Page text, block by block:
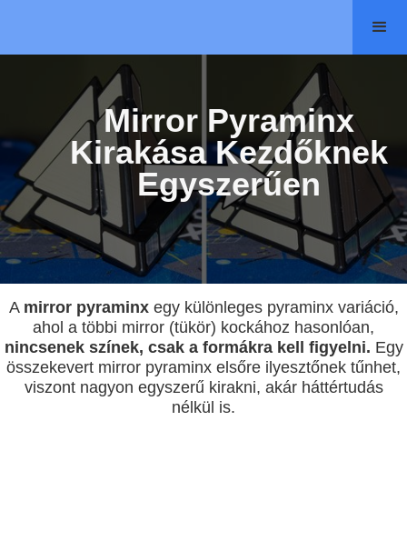
Mirror Pyraminx
Kirakása Kezdőknek
Egyszerűen
A mirror pyraminxegy különleges pyraminx variáció,
ahol a többi mirror (tükör) kockához hasonlóan,
nincsenek színek, csak a formákra kell figyelni. Egy
összekevert mirror pyraminx elsőre ilyesztőnek tűnhet,
viszont nagyon egyszerű kirakni, akár háttértudás
nélkül is.